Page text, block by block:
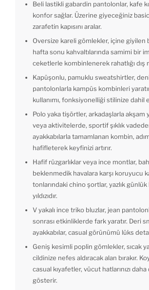
Beli lastikli gabardin pantolonlar, kafe
konfor sağlar. Üzerine giyeceğiniz
zarafetin kapısını aralar.
Oversize kareli gömlekler, içine giyilen
hafta sonu kahvaltılarında samimi bir
ceketlerle kombinlenerek rahatlığı dış
Kapüşonlu, pamuklu sweatshirtler,
pantolonlarla kampüs kombinleri
kullanımı, fonksiyonelliği stilinize dahil
Polo yaka tişörtler, arkadaşlarla akşam
veya aktivitelerde, sportif şıklık
ayakkabılarla tamamlanan kombin,
hafifleterek keyfinizi artırır.
Hafif rüzgarlıklar veya ince montlar,
beklenmedik havalara karşı koruyucu
tonlarındaki chino şortlar, yazlık
yıldızıdır.
V yakalı ince triko bluzlar, jean
sonrası etkinliklerde fark yaratır. Deri
ayakkabılar, casual görünümü lüks
Geniş kesimli poplin gömlekler, sıcak
cildinize nefes aldıracak alan bırakır.
casual kıyafetler, vücut hatlarınızı
gösterir.